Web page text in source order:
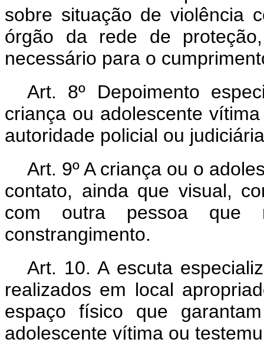
sobre situação de violência
órgão da rede de
necessário para o
Art. 8º Depoimento
criança ou adolescente
autoridade policial ou
Art. 9º A criança ou o
contato, ainda que visual,
com outra pessoa que
constrangimento.
Art. 10. A escuta
realizados em local
espaço físico que
adolescente vítima ou